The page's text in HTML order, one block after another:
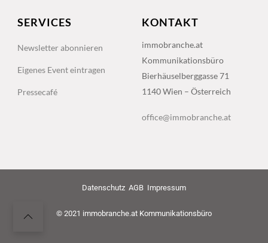
SERVICES
Newsletter abonnieren
Eigenes Event eintragen
Pressecafé
KONTAKT
immobranche.at
Kommunikationsbüro
Bierhäuselberggasse 71
1140 Wien – Österreich
office@immobranche.at
Datenschutz AGB Impressum
© 2021 immobranche.at Kommunikationsbüro